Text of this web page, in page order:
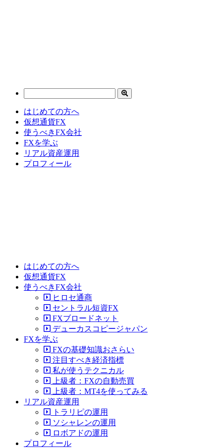
はじめての方へ
仮想通貨FX
使うべきFX会社
FXを学ぶ
リアル資産運用
プロフィール
はじめての方へ
仮想通貨FX
使うべきFX会社
ヒロセ通商
セントラル短資FX
FXブロードネット
デューカスコピージャパン
FXを学ぶ
FXの基礎知識おさらい
注目すべき経済指標
私が使うテクニカル
上級者：FXの自動売買
上級者：MT4を使ってみる
リアル資産運用
トラリピの運用
ソシャレンの運用
ロボアドの運用
プロフィール